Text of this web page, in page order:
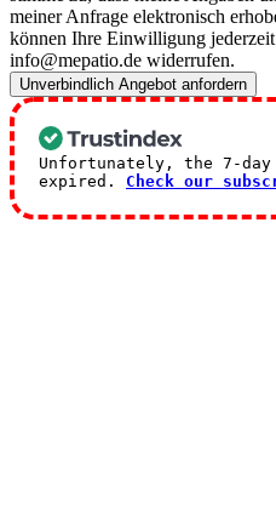
meiner Anfrage elektronisch
können Ihre Einwilligung
info@mepatio.de widerrufen.
Unverbindlich Angebot anfordern
Unfortunately, the 7-
expired. Check our